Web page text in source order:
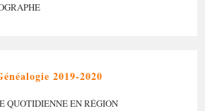
2019-2020
QUOTIDIENNE EN RÉGION